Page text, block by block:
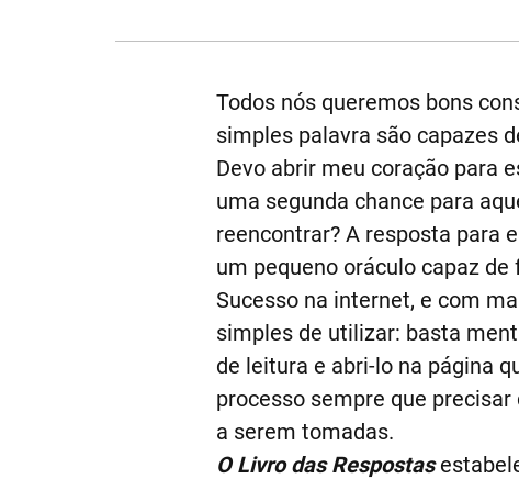
Todos nós queremos bons
simples palavra são capazes
Devo abrir meu coração para
uma segunda chance para
reencontrar? A resposta para
um pequeno oráculo capaz
Sucesso na internet, e com
simples de utilizar: basta
de leitura e abri-lo na página
processo sempre que
a serem tomadas.
O Livro das Respostas